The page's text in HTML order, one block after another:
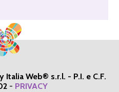
Web® s.r.l. - P.I. e C.F.
- PRIVACY